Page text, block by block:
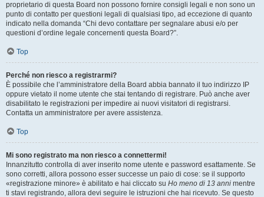
proprietario di questa Board non possono fornire consigli legali e non sono un
punto di contatto per questioni legali di qualsiasi tipo, ad eccezione di quanto
indicato nella domanda “Chi devo contattare per segnalare abusi e/o per
questioni d’ordine legale concernenti questa Board?”.
Top
Perché non riesco a registrarmi?
È possibile che l’amministratore della Board abbia bannato il tuo indirizzo IP
oppure vietato il nome utente che stai tentando di registrare. Può anche aver
disabilitato le registrazioni per impedire ai nuovi visitatori di registrarsi.
Contatta un amministratore per avere assistenza.
Top
Mi sono registrato ma non riesco a connettermi!
Innanzitutto controlla di aver inserito nome utente e password esattamente. Se
sono corretti, allora possono esser successe un paio di cose: se il supporto
«registrazione minore» è abilitato e hai cliccato su Ho meno di 13 anni mentre
ti stavi registrando, allora devi seguire le istruzioni che hai ricevuto. Se questo